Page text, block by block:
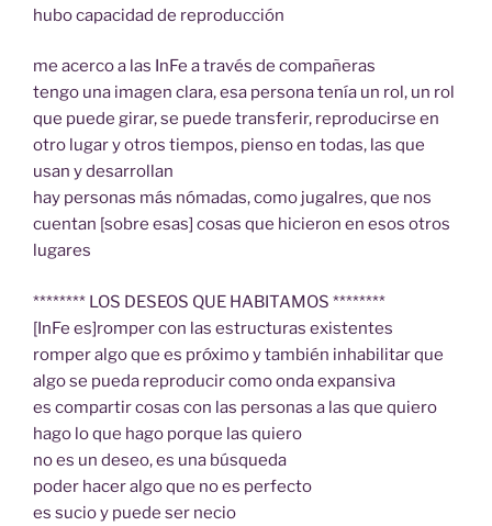
hubo capacidad de reproducción
me acerco a las InFe a través de compañeras
tengo una imagen clara, esa persona tenía un rol, un rol
que puede girar, se puede transferir, reproducirse en
otro lugar y otros tiempos, pienso en todas, las que
usan y desarrollan
hay personas más nómadas, como jugalres, que nos
cuentan [sobre esas] cosas que hicieron en esos otros
lugares
******** LOS DESEOS QUE HABITAMOS ********
[InFe es]romper con las estructuras existentes
romper algo que es próximo y también inhabilitar que
algo se pueda reproducir como onda expansiva
es compartir cosas con las personas a las que quiero
hago lo que hago porque las quiero
no es un deseo, es una búsqueda
poder hacer algo que no es perfecto
es sucio y puede ser necio